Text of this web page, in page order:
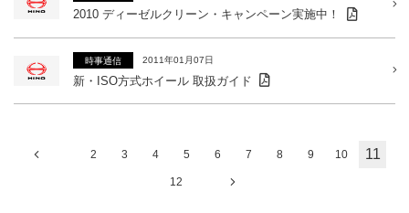
2010 ディーゼルクリーン・キャンペーン実施中！
時事通信 2011年01月07日
新・ISO方式ホイール 取扱ガイド
2 3 4 5 6 7 8 9 10 11
12